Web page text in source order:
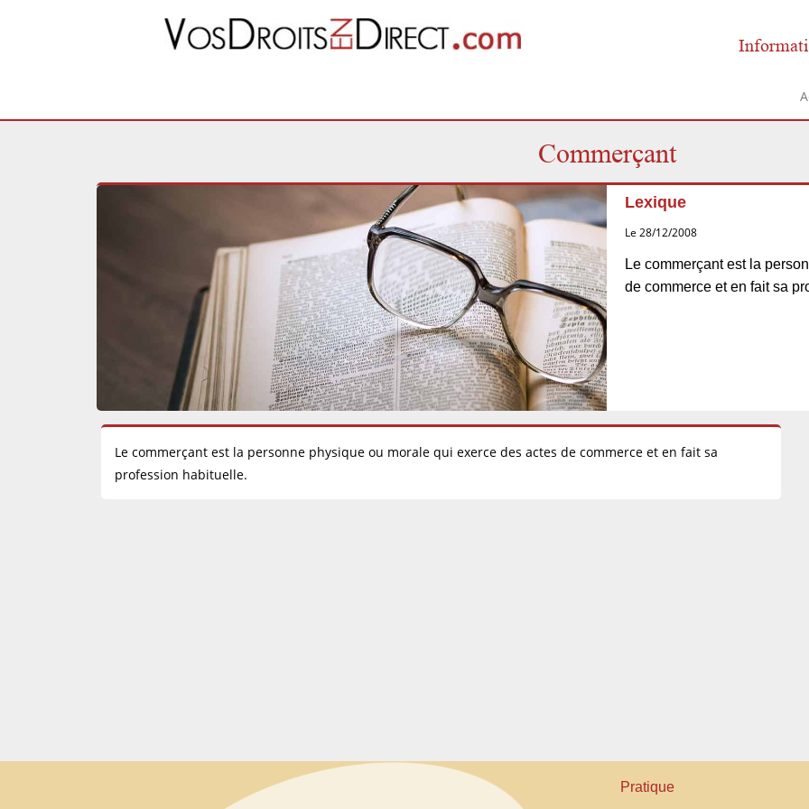
Commerçant
Lexique
Le 28/12/2008
Le commerçant est la
de commerce et en fait sa
Le commerçant est la personne physique ou morale qui exerce des actes de commerce et en fait sa
profession habituelle.
Pratique